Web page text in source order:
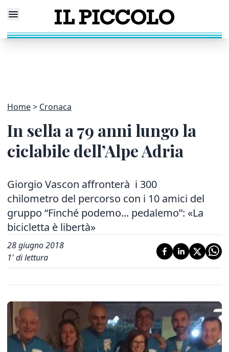
Home Cronaca
In sella a 79 anni lungo la
ciclabile dell’Alpe Adria
Giorgio Vascon affronterà i 300
chilometro del percorso con i 10 amici del
gruppo “Finché podemo... pedalemo”: «La
bicicletta è libertà»
28 giugno 2018
1' di lettura